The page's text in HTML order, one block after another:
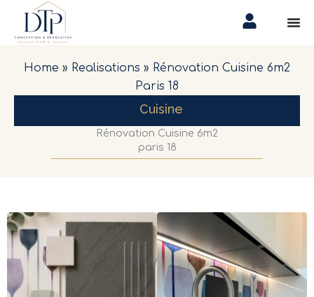
contenu
Home » Realisations » Rénovation Cuisine 6m2
Paris 18
Cuisine
Rénovation Cuisine 6m2
paris 18